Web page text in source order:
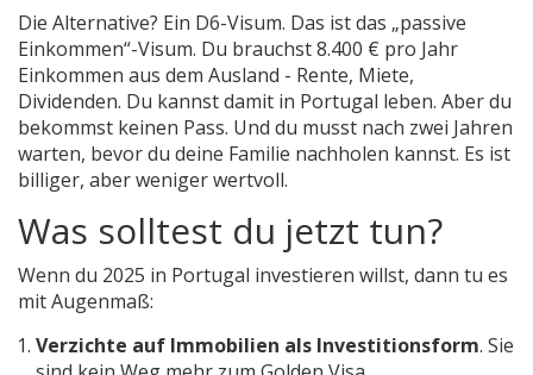
Die Alternative? Ein D6-Visum. Das ist das „passive
Einkommen“-Visum. Du brauchst 8.400 € pro Jahr
Einkommen aus dem Ausland - Rente, Miete,
Dividenden. Du kannst damit in Portugal leben. Aber du
bekommst keinen Pass. Und du musst nach zwei Jahren
warten, bevor du deine Familie nachholen kannst. Es ist
billiger, aber weniger wertvoll.
Was solltest du jetzt tun?
Wenn du 2025 in Portugal investieren willst, dann tu es
mit Augenmaß:
Verzichte auf Immobilien als Investitionsform. Sie